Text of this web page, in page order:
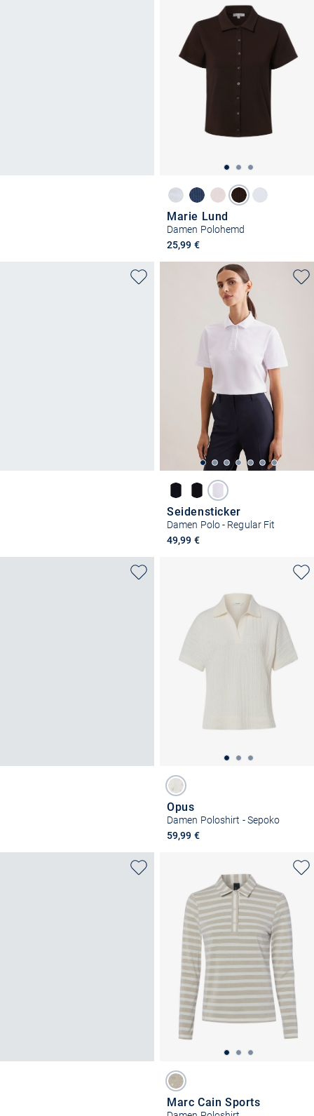
Marie Lund
Damen Polohemd
25,99 €
Seidensticker
Damen Polo - Regular Fit
49,99 €
Opus
Damen Poloshirt - Sepoko
59,99 €
Marc Cain Sports